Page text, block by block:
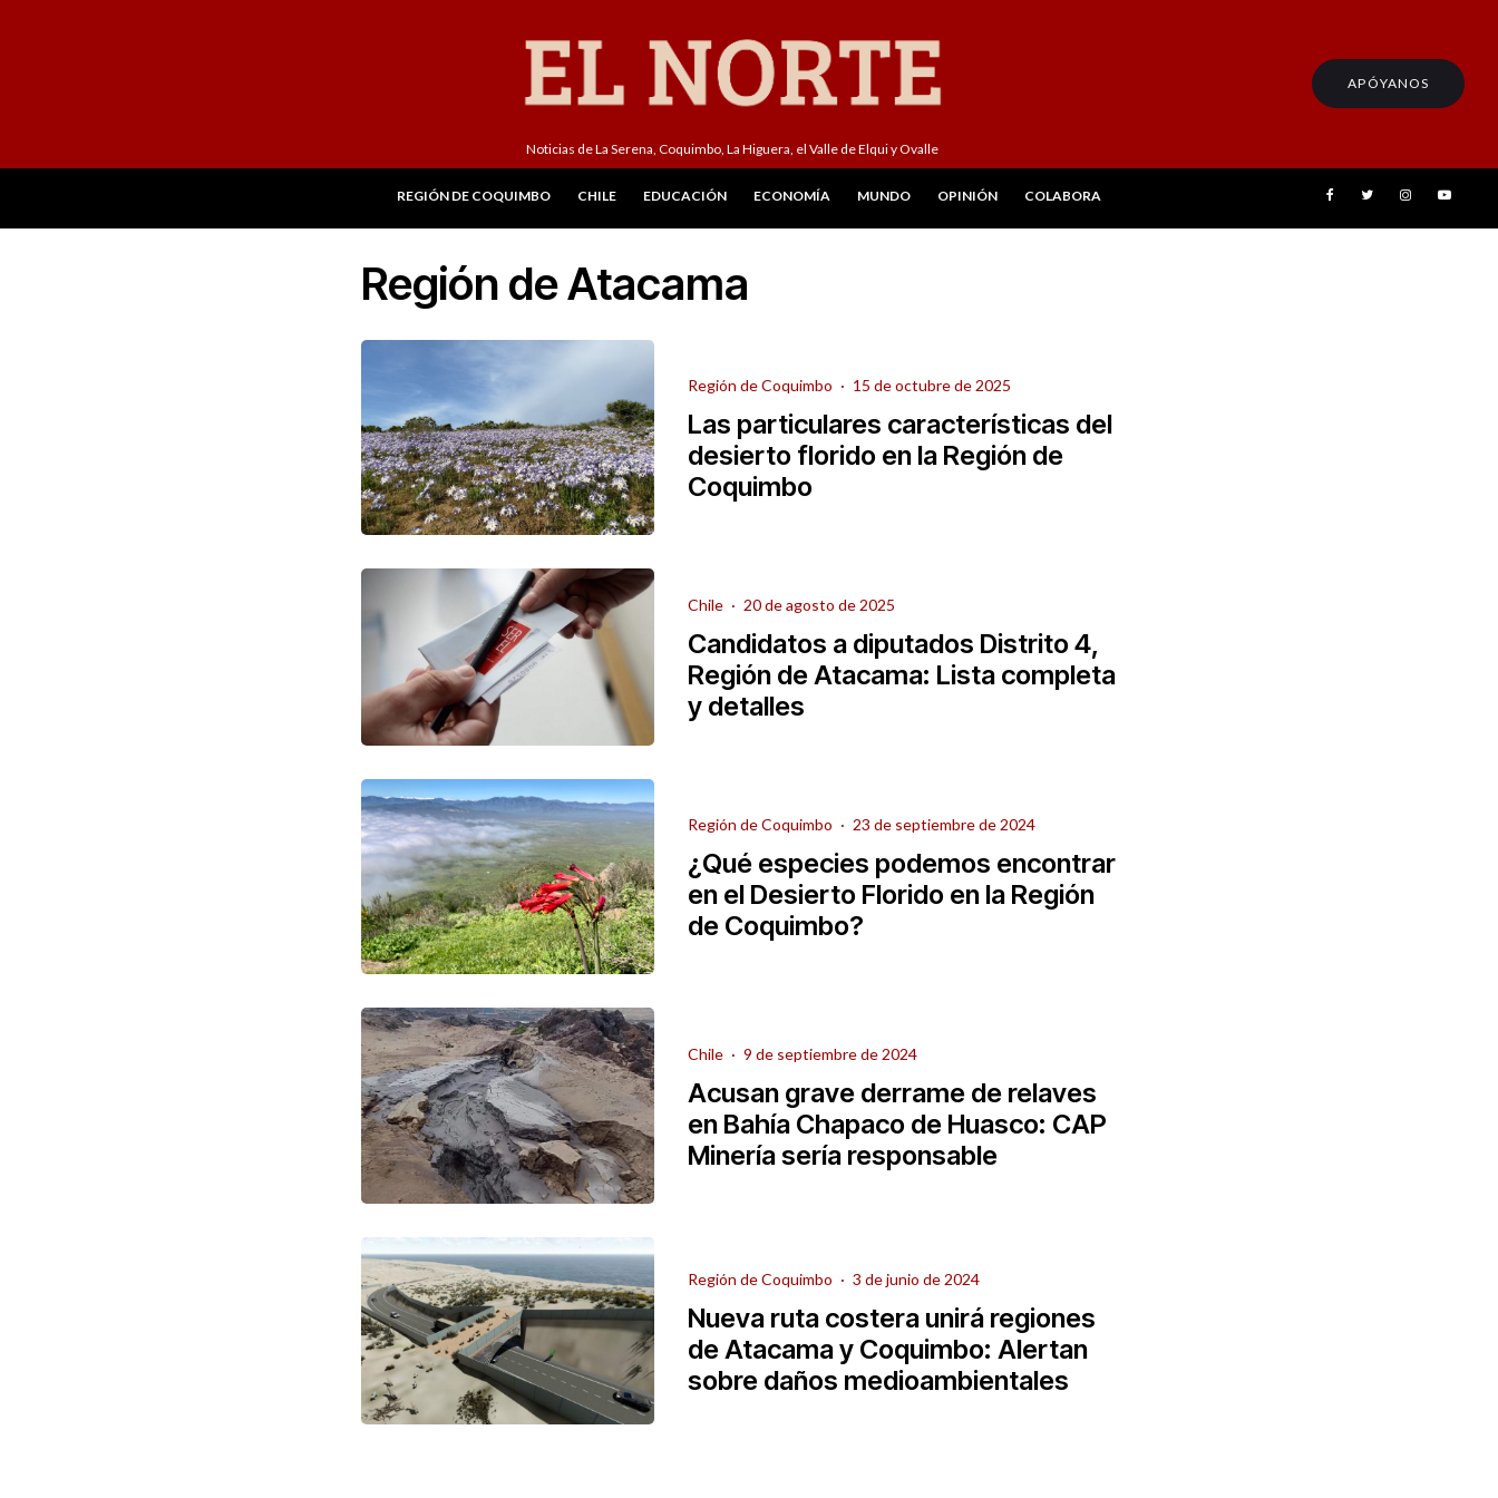
Noticias de La Serena, Coquimbo, La Higuera, el Valle de Elqui y Ovalle
APÓYANOS
REGIÓN DE COQUIMBO CHILE EDUCACIÓN ECONOMÍA MUNDO OPINIÓN COLABORA
Región de Atacama
Región de Coquimbo · 15 de octubre de 2025
Las particulares características del
desierto florido en la Región de
Coquimbo
Chile · 20 de agosto de 2025
Candidatos a diputados Distrito 4,
Región de Atacama: Lista completa
y detalles
Región de Coquimbo · 23 de septiembre de 2024
¿Qué especies podemos encontrar
en el Desierto Florido en la Región
de Coquimbo?
Chile · 9 de septiembre de 2024
Acusan grave derrame de relaves
en Bahía Chapaco de Huasco: CAP
Minería sería responsable
Región de Coquimbo · 3 de junio de 2024
Nueva ruta costera unirá regiones
de Atacama y Coquimbo: Alertan
sobre daños medioambientales